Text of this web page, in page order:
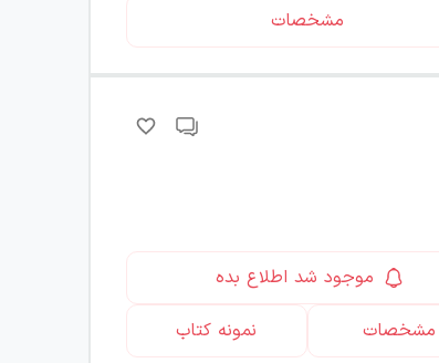
مشخصات
موجود شد اطلاع بده
مشخصات
نمونه کتاب